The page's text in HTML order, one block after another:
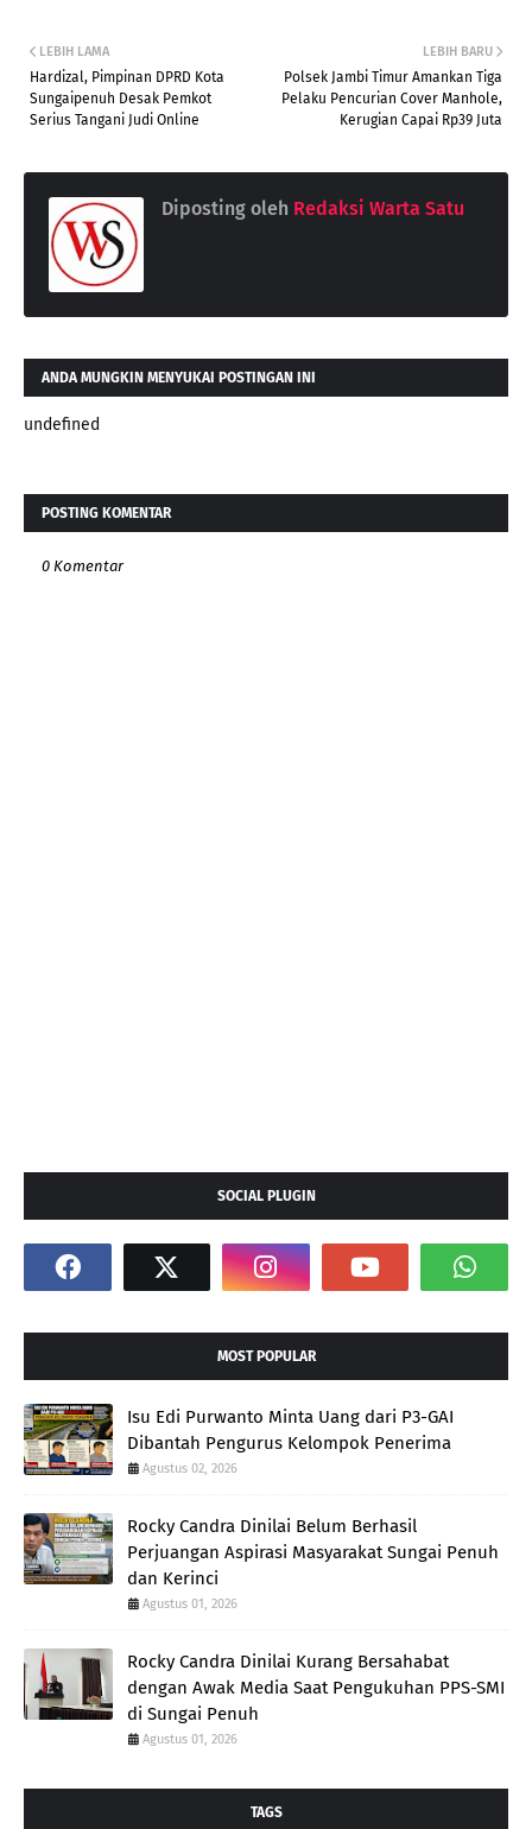
LEBIH BARU
Polsek Jambi Timur Amankan Tiga
Pelaku Pencurian Cover Manhole,
Kerugian Capai Rp39 Juta
LEBIH LAMA
Hardizal, Pimpinan DPRD Kota
Sungaipenuh Desak Pemkot
Serius Tangani Judi Online
Diposting oleh Redaksi Warta Satu
ANDA MUNGKIN MENYUKAI POSTINGAN INI
undefined
POSTING KOMENTAR
0 Komentar
SOCIAL PLUGIN
MOST POPULAR
Isu Edi Purwanto Minta Uang dari P3-GAI
Dibantah Pengurus Kelompok Penerima
Agustus 02, 2026
Rocky Candra Dinilai Belum Berhasil
Perjuangan Aspirasi Masyarakat Sungai Penuh
dan Kerinci
Agustus 01, 2026
Rocky Candra Dinilai Kurang Bersahabat
dengan Awak Media Saat Pengukuhan PPS-SMI
di Sungai Penuh
Agustus 01, 2026
TAGS